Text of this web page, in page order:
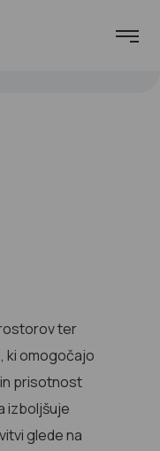
ter
ki omogočajo
prisotnost
izboljšuje
glede na